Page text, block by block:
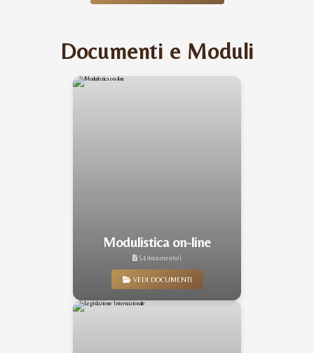
Documenti e Moduli
Modulistica on-line
54 documento/i
VEDI DOCUMENTI